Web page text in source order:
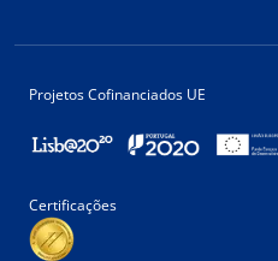
Projetos Cofinanciados UE
Certificações